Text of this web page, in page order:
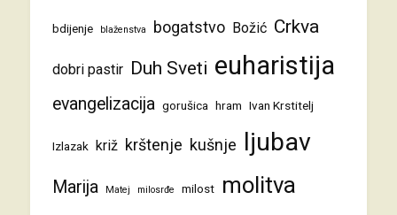
bdijenje blaženstva bogatstvo Božić Crkva
dobri pastir Duh Sveti euharistija
evangelizacija gorušica hram Ivan Krstitelj
Izlazak križ krštenje kušnje ljubav
Marija Matej milosrđe milost molitva